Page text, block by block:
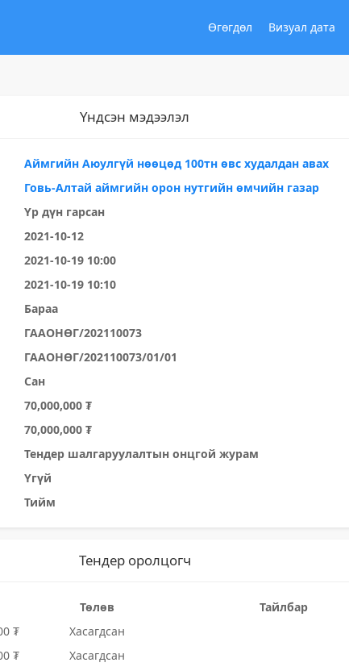
Өгөгдөл Визуал дата
Үндсэн мэдээлэл
Аймгийн Аюулгүй нөөцөд 100тн өвс худалдан авах
Говь-Алтай аймгийн орон нутгийн өмчийн газар
Үр дүн гарсан
2021-10-12
2021-10-19 10:00
2021-10-19 10:10
Бараа
ГААОНӨГ/202110073
ГААОНӨГ/202110073/01/01
Сан
70,000,000 ₮
70,000,000 ₮
Тендер шалгаруулалтын онцгой журам
Үгүй
Тийм
Тендер оролцогч
Төлөв
Тайлбар
₮
Хасагдсан
₮
Хасагдсан